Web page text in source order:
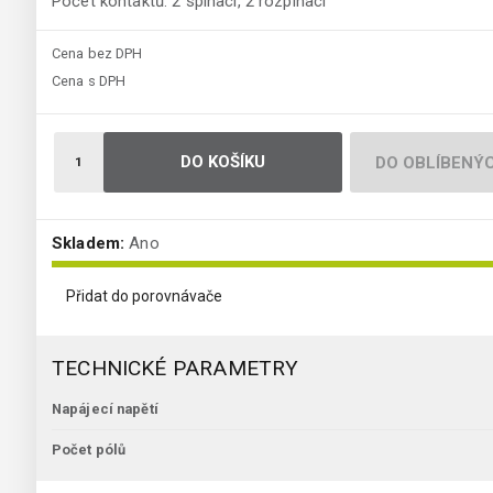
Cena bez DPH
Cena s DPH
DO KOŠÍKU DO
Skladem: Ano
Přidat do porovnávače
TECHNICKÉ PARAMETRY
Napájecí napětí
Počet pólů